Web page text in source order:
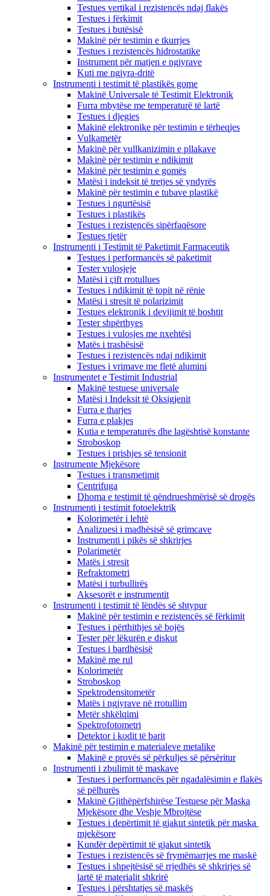
Testues vertikal i rezistencës ndaj flakës
Testues i fërkimit
Testues i butësisë
Makinë për testimin e tkurrjes
Testues i rezistencës hidrostatike
Instrument për matjen e ngjyrave
Kuti me ngjyra-dritë
Instrumenti i testimit të plastikës gome
Makinë Universale të Testimit Elektronik
Furra mbytëse me temperaturë të lartë
Testues i djegies
Makinë elektronike për testimin e tërheqjes
Vulkametër
Makinë për vullkanizimin e pllakave
Makinë për testimin e ndikimit
Makinë për testimin e gomës
Matësi i indeksit të tretjes së yndyrës
Makinë për testimin e tubave plastikë
Testues i ngurtësisë
Testues i plastikës
Testues i rezistencës sipërfaqësore
Testues tjetër
Instrumenti i Testimit të Paketimit Farmaceutik
Testues i performancës së paketimit
Tester vulosjeje
Matësi i çift rrotullues
Testues i ndikimit të topit në rënie
Matësi i stresit të polarizimit
Testues elektronik i devijimit të boshtit
Tester shpërthyes
Testues i vulosjes me nxehtësi
Matës i trashësisë
Testues i rezistencës ndaj ndikimit
Testues i vrimave me fletë alumini
Instrumentet e Testimit Industrial
Makinë testuese universale
Matësi i Indeksit të Oksigjenit
Furra e tharjes
Furra e plakjes
Kutia e temperaturës dhe lagështisë konstante
Stroboskop
Testues i prishjes së tensionit
Instrumente Mjekësore
Testues i transmetimit
Centrifuga
Dhoma e testimit të qëndrueshmërisë së drogës
Instrumenti i testimit fotoelektrik
Kolorimetër i lehtë
Analizuesi i madhësisë së grimcave
Instrumenti i pikës së shkrirjes
Polarimetër
Matës i stresit
Refraktometri
Matësi i turbullirës
Aksesorët e instrumentit
Instrumenti i testimit të lëndës së shtypur
Makinë për testimin e rezistencës së fërkimit
Testues i përthithjes së bojës
Tester për lëkurën e diskut
Testues i bardhësisë
Makinë me rul
Kolorimetër
Stroboskop
Spektrodensitometër
Matës i ngjyrave në rrotullim
Metër shkëlqimi
Spektrofotometri
Detektor i kodit të barit
Makinë për testimin e materialeve metalike
Makinë e provës së përkuljes së përsëritur
Instrumenti i zbulimit të maskave
Testues i performancës për ngadalësimin e flakës
së pëlhurës
Makinë Gjithëpërfshirëse Testuese për Maska
Mjekësore dhe Veshje Mbrojtëse
Testues i depërtimit të gjakut sintetik për maska ​​
mjekësore
Kundër depërtimit të gjakut sintetik
Testues i rezistencës së frymëmarrjes me maskë
Testues i shpejtësisë së rrjedhës së shkrirjes së
lartë të materialit shkrirë
Testues i përshtatjes së maskës